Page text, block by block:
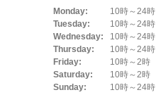
Monday:
10時～24時
Tuesday:
10時～24時
Wednesday:
10時～24時
Thursday:
10時～24時
Friday:
10時～2時
Saturday:
10時～2時
Sunday:
10時～24時